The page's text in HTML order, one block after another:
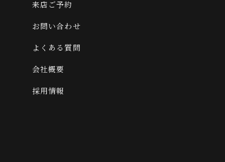
来店ご予約
お問い合わせ
よくある質問
会社概要
採用情報